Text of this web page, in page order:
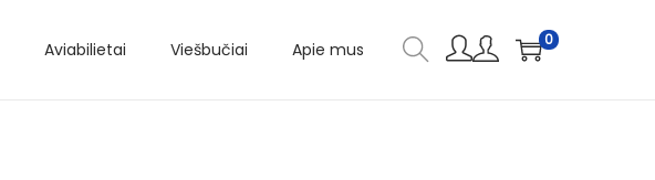
Aviabilietai Viešbučiai Apie mus 0